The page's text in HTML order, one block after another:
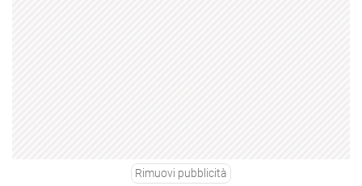
Rimuovi pubblicità